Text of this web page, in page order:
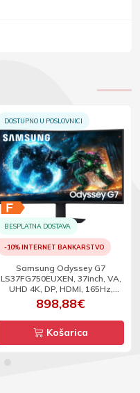
DOSTUPNO U POSLOVNICI
BESPLATNA DOSTAVA
-10% INTERNET BANKARSTVO
Samsung Odyssey G7
LS37FG750EUXEN, 37inch, VA,
UHD 4K, DP, HDMI, 165Hz,
zakrivljeni
898,88€
Košarica